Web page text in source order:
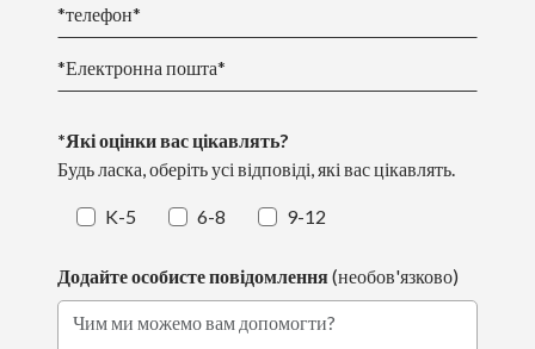
*телефон*
*Електронна пошта*
*Які оцінки вас цікавлять?
Будь ласка, оберіть усі відповіді, які вас цікавлять.
K-5 6-8 9-12
Додайте особисте повідомлення(необов'язково)
Чим ми можемо вам допомогти?